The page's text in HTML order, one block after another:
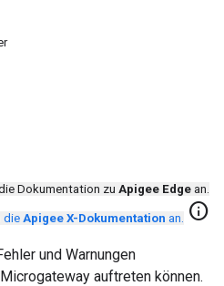
Dokumentation zu Apigee Edge an.
die Apigee X-Dokumentation an. info
und Warnungen
auftreten können.